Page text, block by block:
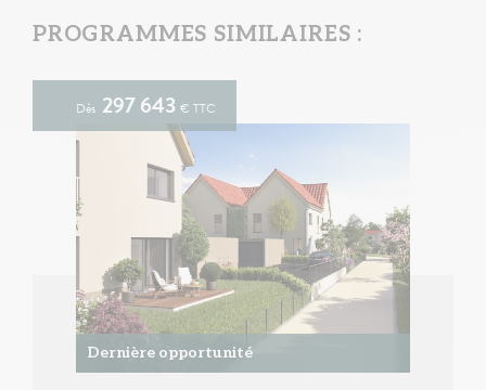
PROGRAMMES SIMILAIRES :
Dès 297 643 € TTC
Dernière opportunité